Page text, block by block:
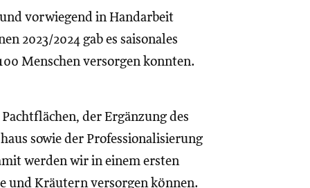
vorwiegend in Handarbeit
2023/2024 gab es saisonales
Menschen versorgen konnten.
der Ergänzung des
sowie der Professionalisierung
werden wir in einem ersten
und Kräutern versorgen können.